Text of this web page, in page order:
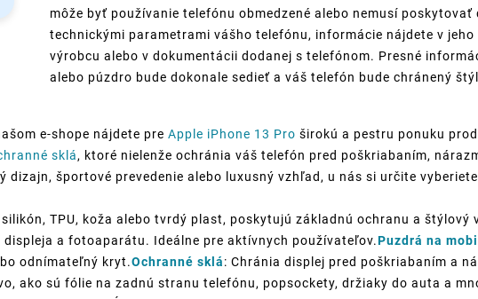
môže byť používanie telefónu obmedzené alebo nemusí
technickými parametrami vášho telefónu, informácie nájdete v
výrobcu alebo v dokumentácii dodanej s telefónom. Presné
alebo púzdro bude dokonale sedieť a váš telefón bude chránený
e-shope nájdete pre Apple iPhone 13 Pro širokú a pestru ponuku
sklá, ktoré nielenže ochránia váš telefón pred poškriabaním,
športové prevedenie alebo luxusný vzhľad, u nás si určite
TPU, koža alebo tvrdý plast, poskytujú základnú ochranu a štýlový
a fotoaparátu. Ideálne pre aktívnych používateľov.Puzdrá na mobil
odnímateľný kryt.Ochranné sklá: Chránia displej pred poškriabaním a
ako sú fólie na zadnú stranu telefónu, popsockety, držiaky do auta a